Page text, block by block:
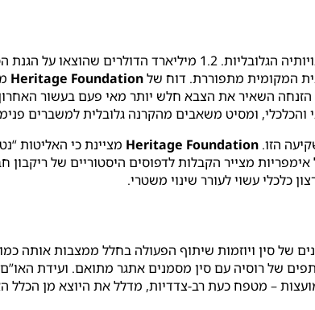
המקומית מתפוררת. דוח שלHeritage Foundation
השאיר את הצבא חלש יותר מאי פעם בעשור
ומסיט משאבים מהקרנה גלובלית למשברים
הזו.Heritage Foundation מציינת כי האליטות
כלכלי עשוי לעורר שינוי משטרי.
של סין ויוזמות שיתוף הפעולה בחלל ממצבות אותה
– מטפח כעת רב-צדדיות, מדלל את היוצא מן הכלל